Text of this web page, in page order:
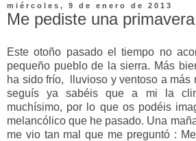
miércoles, 9 de enero de 2013
Me pediste una primavera
Este otoño pasado el tiempo no
pequeño pueblo de la sierra. Más
ha sido frío, lluvioso y ventoso a más
seguís ya sabéis que a mi la
muchísimo, por lo que os podéis
melancólico que he pasado. Una
me vio tan mal que me preguntó :